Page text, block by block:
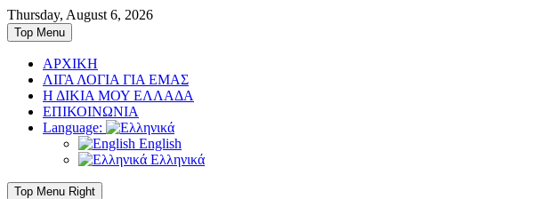
Skip
to
content
Thursday, August 6, 2026
Top Menu
ΑΡΧΙΚΗ
ΛΙΓΑ ΛΟΓΙΑ ΓΙΑ ΕΜΑΣ
Η ΔΙΚΙΑ ΜΟΥ ΕΛΛΑΔΑ
ΕΠΙΚΟΙΝΩΝΙΑ
Language:
English
Ελληνικά
Top Menu Right